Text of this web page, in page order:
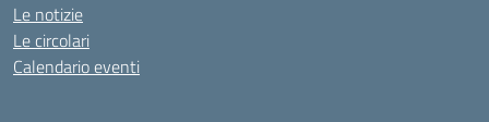
Le notizie
Le circolari
Calendario eventi